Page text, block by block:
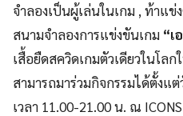
จำลองเป็นผู้เล่นในเกม , ท้าแ
สนามจำลองการแข่งขันเกม “เ
เสื้อยืดสควิดเกมตัวเดียวในโล
สามารถมาร่วมกิจกรรมได้ตั้งแ
เวลา 11.00-21.00 น. ณ